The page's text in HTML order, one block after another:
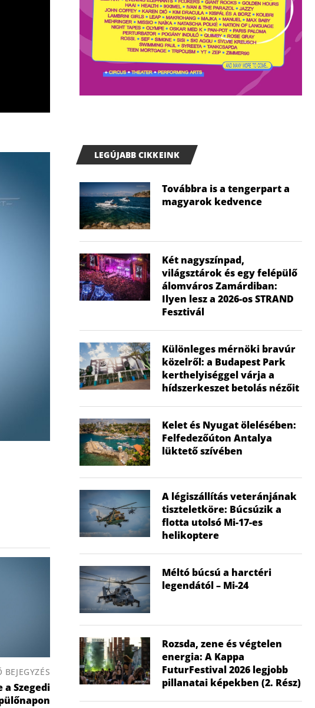
BEJEGYZÉS
a Szegedi
LEGÚJABB CIKKEINK
Továbbra is a tengerpart a
magyarok kedvence
Két nagyszínpad,
világsztárok és egy felépülő
álomváros Zamárdiban:
Ilyen lesz a 2026-os STRAND
Fesztivál
Különleges mérnöki bravúr
közelről: a Budapest Park
kerthelyiséggel várja a
hídszerkeszet betolás nézőit
Kelet és Nyugat ölelésében:
Felfedezőúton Antalya
lüktető szívében
A légiszállítás veteránjának
tiszteletköre: Búcsúzik a
flotta utolsó Mi-17-es
helikoptere
Méltó búcsú a harctéri
legendától – Mi-24
Rozsda, zene és végtelen
energia: A Kappa
FuturFestival 2026 legjobb
pillanatai képekben (2. Rész)